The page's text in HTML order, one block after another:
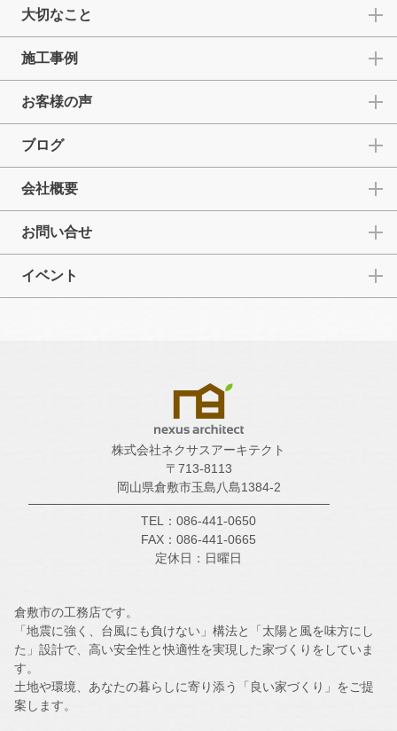
大切なこと
施工事例
お客様の声
ブログ
会社概要
お問い合せ
イベント
株式会社ネクサスアーキテクト
〒713-8113
岡山県倉敷市玉島八島1384-2
TEL：086-441-0650
FAX：086-441-0665
定休日：日曜日
倉敷市の工務店です。
「地震に強く、台風にも負けない」構法と「太陽と風を味方にし
た」設計で、高い安全性と快適性を実現した家づくりをしていま
す。
土地や環境、あなたの暮らしに寄り添う「良い家づくり」をご提
案します。